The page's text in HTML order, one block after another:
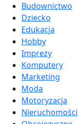
Budownictwo
Dziecko
Edukacja
Hobby
Imprezy
Komputery
Marketing
Moda
Motoryzacja
Nieruchomości